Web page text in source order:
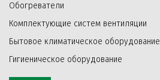
Обогреватели
Комплектующие систем вентиляции
Бытовое климатическое оборудование
Гигиеническое оборудование